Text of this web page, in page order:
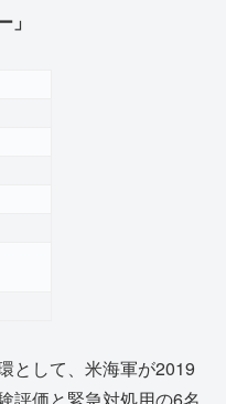
として、米海軍が2019